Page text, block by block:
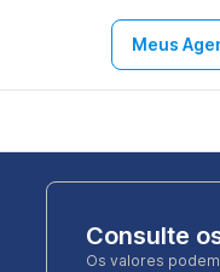
Meus
Consulte
Os valores